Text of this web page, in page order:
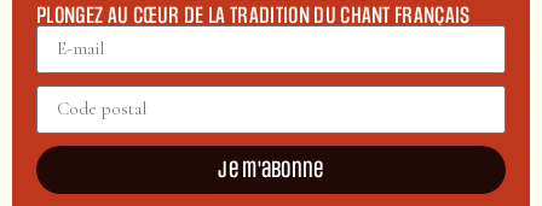
PLONGEZ AU CŒUR DE LA TRADITION DU CHANT FRANÇAIS
Je m'abonne